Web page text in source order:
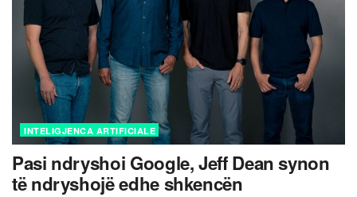
INTELIGJENCA ARTIFICIALE
Pasi ndryshoi Google, Jeff Dean synon
të ndryshojë edhe shkencën